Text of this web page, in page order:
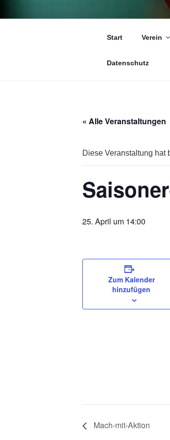
Inhalt
TC
Start Verein
Datenschutz
« Alle Veranstaltungen
Diese Veranstaltung hat
25. April um 14:00
Zum Kalender
hinzufügen
Mach-mit-Aktion